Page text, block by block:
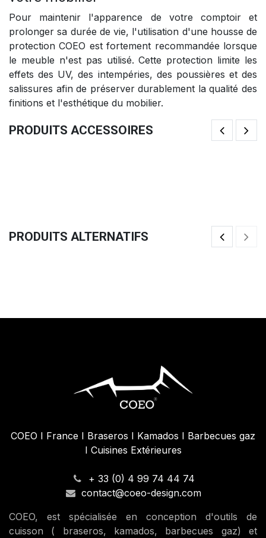
Pour maintenir l'apparence de votre comptoir et
prolonger sa durée de vie, l'utilisation d'une housse de
protection COEO est fortement recommandée lorsque
le meuble n'est pas utilisé. Cette protection limite les
effets des UV, des intempéries, des poussières et des
salissures afin de préserver durablement la qualité des
finitions et l'esthétique du mobilier.
PRODUITS ACCESSOIRES
PRODUITS ALTERNATIFS
COEO I France I Braseros I Kamados I Barbecues gaz
I Cuisines Extérieures
+ 33 (0) 4 99 74 44 74
contact@coeo-design.com
COEO, est spécialisée en conception d'outils de
cuisson ( braseros, kamados, barbecues gaz) et